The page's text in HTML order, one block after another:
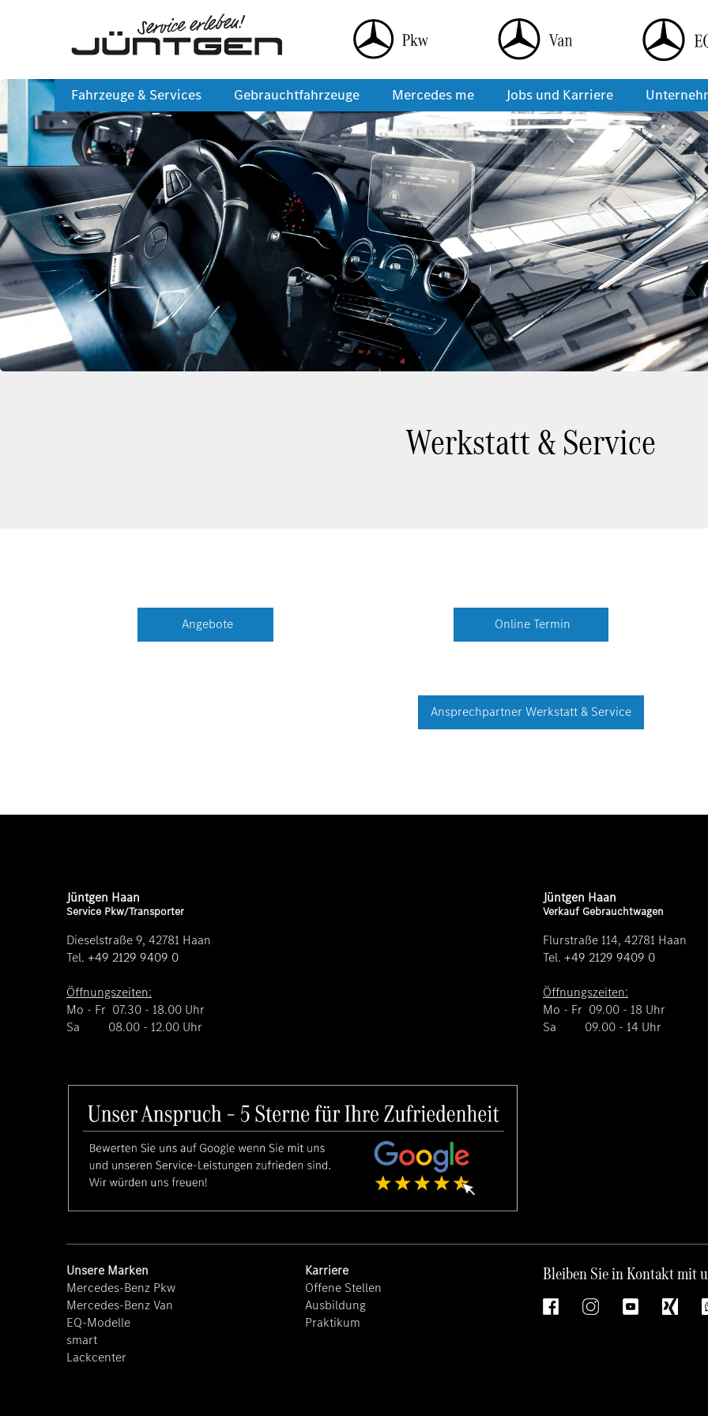
Fahrzeuge & Services Gebrauchtfahrzeuge Mercedes me Jobs und Karriere
Werkstatt & Service
Angebote Online Termin
Ansprechpartner Werkstatt & Service
Jüntgen Haan
Service Pkw/Transporter
Dieselstraße 9, 42781 Haan
Tel. +49 2129 9409 0
Öffnungszeiten:
Mo - Fr 07.30 - 18.00 Uhr
Sa 08.00 - 12.00 Uhr
Jüntgen Haan
Verkauf Gebrauchtwagen
Flurstraße 114, 42781 Haan
Tel. +49 2129 9409 0
Öffnungszeiten:
Mo - Fr 09.00 - 18 Uhr
Sa 09.00 - 14 Uhr
Unsere Marken
Mercedes-Benz Pkw
Mercedes-Benz Van
EQ-Modelle
smart
Lackcenter
Karriere
Offene Stellen
Ausbildung
Praktikum
Bleiben Sie in Kontakt mit